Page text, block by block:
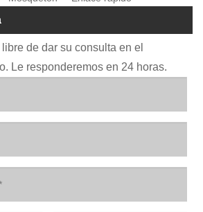
de dar su consulta en el
Le responderemos en 24 horas.